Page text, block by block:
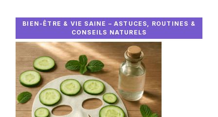
BIEN-ÊTRE & VIE SAINE – ASTUCES, ROUTINES &
CONSEILS NATURELS